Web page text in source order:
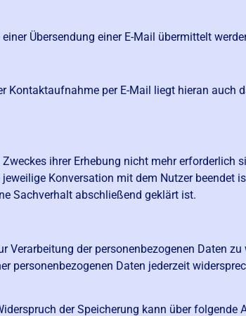
Übersendung einer E-Mail übermittelt
Kontaktaufnahme per E-Mail liegt hieran auch
ihrer Erhebung nicht mehr erforderlich
Konversation mit dem Nutzer beendet
Sachverhalt abschließend geklärt ist.
der personenbezogenen Daten
personenbezogenen Daten jederzeit
der Speicherung kann über folgende